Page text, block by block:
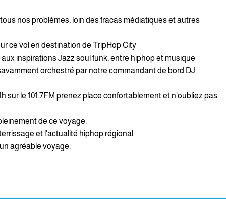
nos problèmes, loin des fracas médiatiques et autres
ce vol en destination de TripHop City
inspirations Jazz soul funk, entre hiphop et musique
orchestré par notre commandant de bord DJ
sur le 101.7FM prenez place confortablement et n'oubliez pas
de ce voyage.
et l'actualité hiphop régional.
agréable voyage.